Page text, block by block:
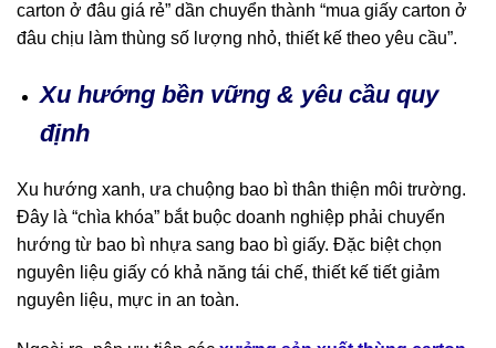
carton ở đâu giá rẻ” dần chuyển thành “mua giấy carton ở
đâu chịu làm thùng số lượng nhỏ, thiết kế theo yêu cầu”.
Xu hướng bền vững & yêu cầu quy
định
Xu hướng xanh, ưa chuộng bao bì thân thiện môi trường.
Đây là “chìa khóa” bắt buộc doanh nghiệp phải chuyển
hướng từ bao bì nhựa sang bao bì giấy. Đặc biệt chọn
nguyên liệu giấy có khả năng tái chế, thiết kế tiết giảm
nguyên liệu, mực in an toàn.